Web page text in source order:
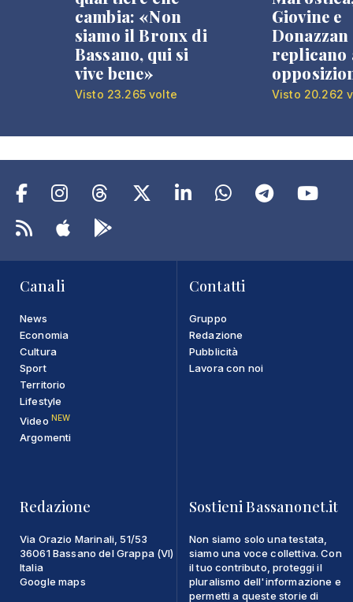
cambia: «Non
siamo il Bronx di
Bassano, qui si
vive bene»
Visto 23.265 volte
Giovine e
Donazzan
replicano
Visto 20.262
Canali
News
Economia
Cultura
Sport
Territorio
Lifestyle
Video NEW
Argomenti
Contatti
Gruppo
Redazione
Pubblicità
Lavora con noi
Redazione
Via Orazio Marinali, 51/53
36061 Bassano del Grappa (VI)
Italia
Google maps
Sostieni Bassanonet.it
Non siamo solo una testata,
siamo una voce collettiva. Con
il tuo contributo, proteggi il
pluralismo dell'informazione e
permetti a queste storie di